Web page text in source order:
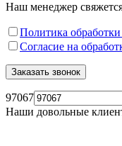
Наш менеджер
Политика
Согласие на
97067
Наши довольные